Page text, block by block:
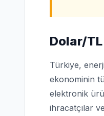
Dolar/
Türkiye,
ekonominin
elektronik
ihracatçılar